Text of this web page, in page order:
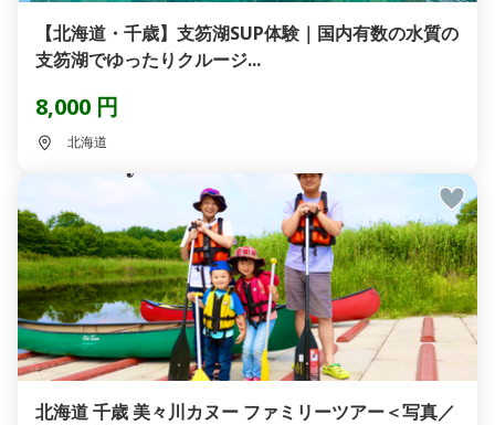
【北海道・千歳】支笏湖SUP体験｜国内有数の水質の
支笏湖でゆったりクルージ...
8,000 円
北海道
北海道 千歳 美々川カヌー ファミリーツアー＜写真／